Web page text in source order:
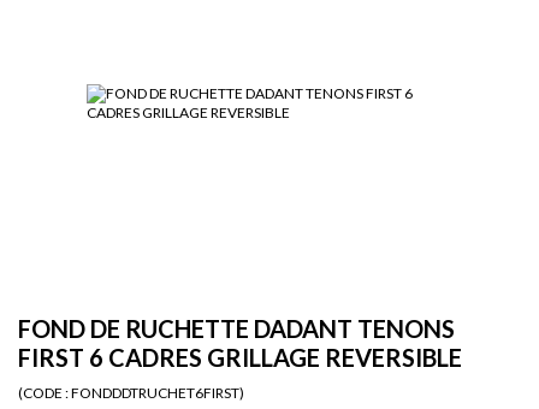
FOND DE RUCHETTE DADANT TENONS
FIRST 6 CADRES GRILLAGE REVERSIBLE
(CODE :FONDDDTRUCHET6FIRST)